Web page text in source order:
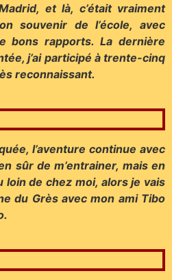
et là, c’était vraiment
souvenir de l’école, avec
bons rapports. La dernière
j’ai participé à trente-cinq
reconnaissant.
l’aventure continue avec
sûr de m’entrainer, mais en
loin de chez moi, alors je vais
du Grès avec mon ami Tibo